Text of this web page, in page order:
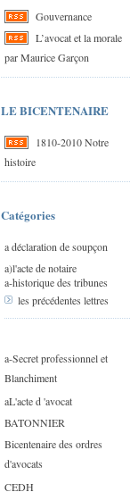
Gouvernance
L’avocat et la morale
par Maurice Garçon
LE BICENTENAIRE
1810-2010 Notre
histoire
Catégories
a déclaration de soupçon
a)l'acte de notaire
a-historique des tribunes
les précédentes lettres
a-Secret professionnel et
Blanchiment
aL'acte d 'avocat
BATONNIER
Bicentenaire des ordres
d'avocats
CEDH